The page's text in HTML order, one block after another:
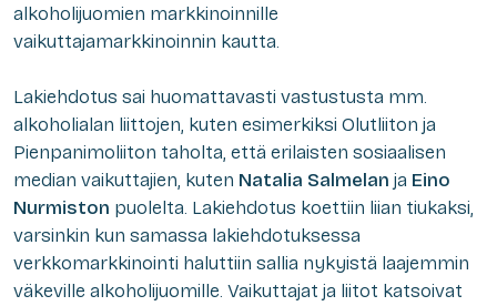
alkoholijuomien markkinoinnille
vaikuttajamarkkinoinnin kautta.
Lakiehdotus sai huomattavasti vastustusta mm.
alkoholialan liittojen, kuten esimerkiksi Olutliiton ja
Pienpanimoliiton taholta, että erilaisten sosiaalisen
median vaikuttajien, kuten Natalia Salmelan ja Eino
Nurmiston puolelta. Lakiehdotus koettiin liian tiukaksi,
varsinkin kun samassa lakiehdotuksessa
verkkomarkkinointi haluttiin sallia nykyistä laajemmin
väkeville alkoholijuomille. Vaikuttajat ja liitot katsoivat